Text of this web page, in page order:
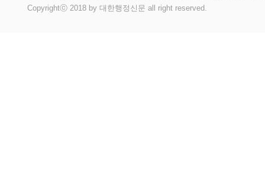
Copyrightⓒ 2018 by 대한행정신문 all right reserved.